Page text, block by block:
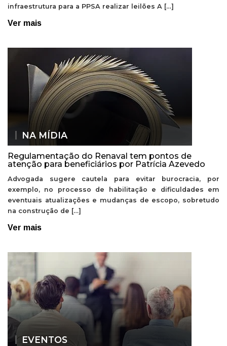
infraestrutura para a PPSA realizar leilões A […]
Ver mais
NA MÍDIA
Regulamentação do Renaval tem pontos de
atenção para beneficiários por Patrícia Azevedo
Advogada sugere cautela para evitar burocracia, por
exemplo, no processo de habilitação e dificuldades em
eventuais atualizações e mudanças de escopo, sobretudo
na construção de […]
Ver mais
EVENTOS